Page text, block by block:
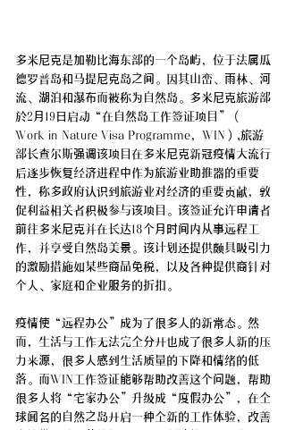
多米尼克是加勒比海东部的一个岛屿，位于法属瓜
德罗普岛和马提尼克岛之间。因其山峦、雨林、河
流、湖泊和瀑布而被称为自然岛。多米尼克旅游部
於2月19日启动“在自然岛工作签证项目”（
Work in Nature Visa Programme， WIN）,旅游
部长查尔斯强调该项目在多米尼克新冠疫情大流行
后逐步恢复经济进程中作为旅游业助推器的重要
性，称多政府认识到旅游业对经济的重要贡献，敦
促利益相关者积极参与该项目。该签证允许申请者
前往多米尼克并在长达18个月时间内从事远程工
作，并享受自然岛美景。该计划还提供颇具吸引力
的激励措施如某些商品免税，以及各种提供商针对
个人、家庭和企业服务的折扣。
疫情使“远程办公”成为了很多人的新常态。然
而，生活与工作无法完全分开也成了很多人新的压
力来源，很多人感到生活质量的下降和情绪的低
落。而WIN工作签证能够帮助改善这个问题，帮助
很多人将“宅家办公”升级成“度假办公”，在全
球闻名的自然之岛开启一种全新的工作体验，改善